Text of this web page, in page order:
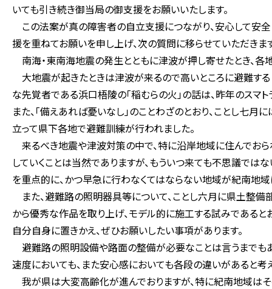
いても引き続き御当局の御支援をお願いいたします。
この法案が真の障害者の自立支援につながり、安心して安
援を重ねてお願いを申し上げ、次の質問に移らせていただきま
南海・東南海地震の発生とともに津波が押し寄せたとき、
大地震が起きたときは津波が来るので高いところに避難する
な先覚者である浜口梧陵の「稲むらの火」の話は、昨年のスマ
また、「備えあれば憂いなし」のことわざのとおり、ことし七
立って県下各地で避難訓練が行われました。
来るべき地震や津波対策の中で、特に沿岸地域に住んでお
していくことは当然でありますが、もういつ来ても不思議で
を重点的に、かつ早急に行わなくてはならない地域が紀南地域
また、避難路の照明器具等について、ことし六月に県土整
から優秀な作品を取り上げ、モデル的に施工する試みであると
自分自身に置きかえ、ぜひお願いしたい事項があります。
避難路の照明設備や路面の整備が必要なことは言うまでも
速度においても、また安心感においても各段の違いがあると考
我が県は大変高齢化が進んでおりますが、特に紀南地域は